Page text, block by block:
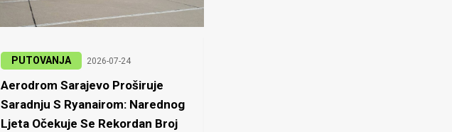
PUTOVANJA 2026-07-24
Aerodrom Sarajevo Proširuje
Saradnju S Ryanairom: Narednog
Ljeta Očekuje Se Rekordan Broj